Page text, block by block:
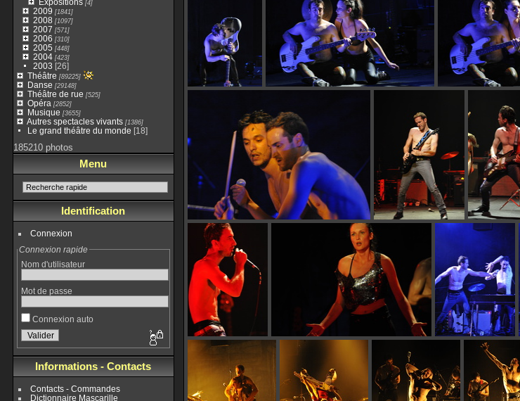
[4]
2009 [1841]
2008 [1097]
2007 [571]
2006 [310]
2005 [448]
2004[423]
2003 [26]
Théâtre [89225]
Danse [29148]
Théâtre de rue [525]
Opéra [2852]
Musique [3655]
Autres spectacles vivants[1386]
Le grand théâtre du monde [18]
185210 photos
Menu
Identification
Connexion
Connexion rapide
Nom d'utilisateur
Mot de passe
Connexion auto
Informations - Contacts
Contacts - Commandes
Dictionnaire Mascarille